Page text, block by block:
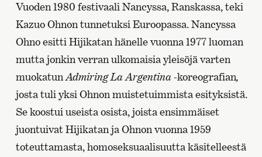
Vuoden 1980 festivaali Nancyssa, Ranskassa, teki
Kazuo Ohnon tunnetuksi Euroopassa. Nancyssa
Ohno esitti Hijikatan hänelle vuonna 1977 luoman
mutta jonkin verran ulkomaisia yleisöjä varten
muokatunAdmiring La Argentina-koreografian,
josta tuli yksi Ohnon muistetuimmista esityksistä.
Se koostui useista osista, joista ensimmäiset
juontuivat Hijikatan ja Ohnon vuonna 1959
toteuttamasta, homoseksuaalisuutta käsitelleestä